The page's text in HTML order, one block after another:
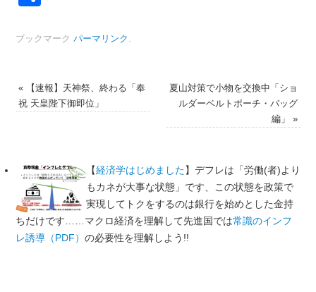
ブックマーク パーマリンク .
«【速報】天神祭、終わる「奉
祝 天皇陛下御即位」
夏山対策で小物を交換中「ショ
ルダーベルトポーチ・バッグ
編」»
【経済学はじめました】デフレは「労働(者)より
もカネが大事な状態」です、この状態を政策で
実現してトクをするのは銀行を始めとした金持
ちだけです……マクロ経済を理解して先進国では常識のインフ
レ誘導（PDF） の必要性を理解しよう!!